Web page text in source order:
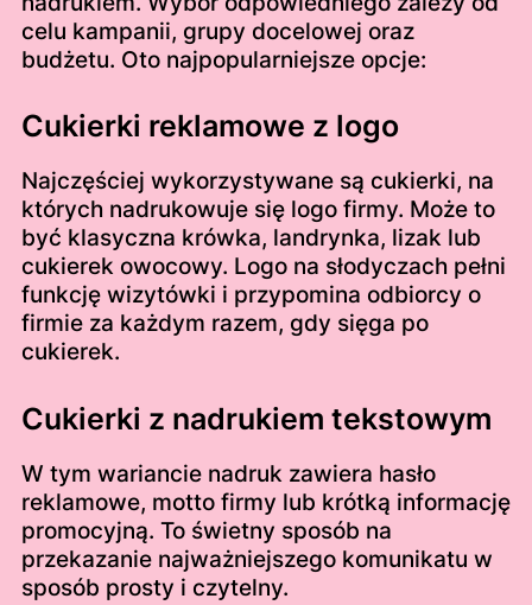
celu kampanii, grupy docelowej oraz
budżetu. Oto najpopularniejsze opcje:
Cukierki reklamowe z logo
Najczęściej wykorzystywane są cukierki, na
których nadrukowuje się logo firmy. Może to
być klasyczna krówka, landrynka, lizak lub
cukierek owocowy. Logo na słodyczach pełni
funkcję wizytówki i przypomina odbiorcy o
firmie za każdym razem, gdy sięga po
cukierek.
Cukierki z nadrukiem tekstowym
W tym wariancie nadruk zawiera hasło
reklamowe, motto firmy lub krótką informację
promocyjną. To świetny sposób na
przekazanie najważniejszego komunikatu w
sposób prosty i czytelny.